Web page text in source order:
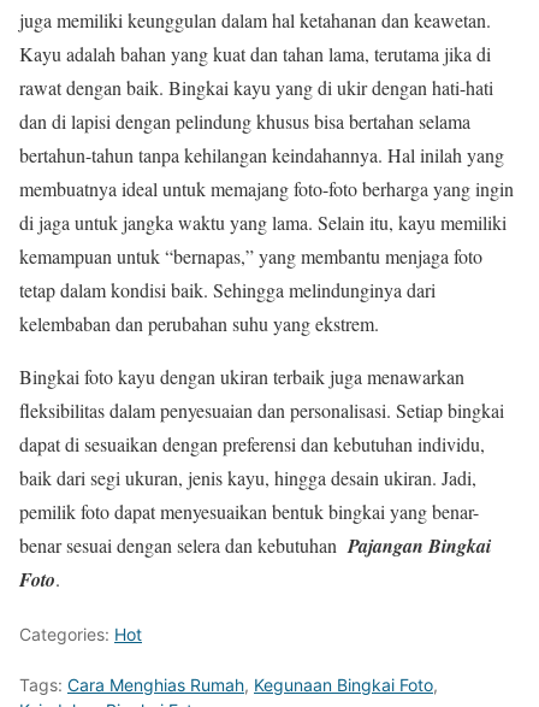
juga memiliki keunggulan dalam hal ketahanan dan keawetan.
Kayu adalah bahan yang kuat dan tahan lama, terutama jika di
rawat dengan baik. Bingkai kayu yang di ukir dengan hati-hati
dan di lapisi dengan pelindung khusus bisa bertahan selama
bertahun-tahun tanpa kehilangan keindahannya. Hal inilah yang
membuatnya ideal untuk memajang foto-foto berharga yang ingin
di jaga untuk jangka waktu yang lama. Selain itu, kayu memiliki
kemampuan untuk “bernapas,” yang membantu menjaga foto
tetap dalam kondisi baik. Sehingga melindunginya dari
kelembaban dan perubahan suhu yang ekstrem.
Bingkai foto kayu dengan ukiran terbaik juga menawarkan
fleksibilitas dalam penyesuaian dan personalisasi. Setiap bingkai
dapat di sesuaikan dengan preferensi dan kebutuhan individu,
baik dari segi ukuran, jenis kayu, hingga desain ukiran. Jadi,
pemilik foto dapat menyesuaikan bentuk bingkai yang benar-
benar sesuai dengan selera dan kebutuhan Pajangan Bingkai
Foto.
Categories: Hot
Tags: Cara Menghias Rumah, Kegunaan Bingkai Foto,